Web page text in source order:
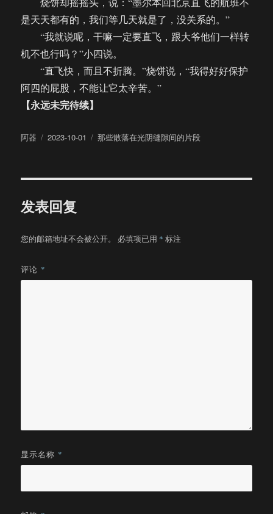
是天天都有的，我们等几天就是了，没关系的。”
“我就说呢，干嘛一定要直飞，跟大爷他们一样转
机不也行吗？”小四说。
“直飞快，而且不折腾。”烧饼说，“我得好好保护
阿四的屁股，不能让它太辛苦。”
【永远未完待续】
作
阿器
发
2023-10-01
分
那些散落在光阴缝隙间的片段
发表回复
您的邮箱地址不会被公开。 必填项已用 * 标注
评论 *
显示名称 *